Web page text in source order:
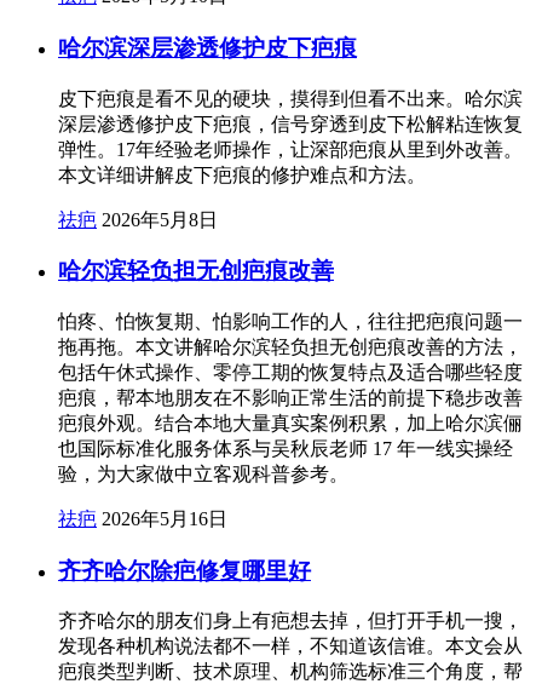
哈尔滨深层渗透修护皮下疤痕
皮下疤痕是看不见的硬块，摸得到但看不出来。哈尔滨
深层渗透修护皮下疤痕，信号穿透到皮下松解粘连恢复
弹性。17年经验老师操作，让深部疤痕从里到外改善。
本文详细讲解皮下疤痕的修护难点和方法。
祛疤 2026年5月8日
哈尔滨轻负担无创疤痕改善
怕疼、怕恢复期、怕影响工作的人，往往把疤痕问题一
拖再拖。本文讲解哈尔滨轻负担无创疤痕改善的方法，
包括午休式操作、零停工期的恢复特点及适合哪些轻度
疤痕，帮本地朋友在不影响正常生活的前提下稳步改善
疤痕外观。结合本地大量真实案例积累，加上哈尔滨俪
也国际标准化服务体系与吴秋辰老师 17 年一线实操经
验，为大家做中立客观科普参考。
祛疤 2026年5月16日
齐齐哈尔除疤修复哪里好
齐齐哈尔的朋友们身上有疤想去掉，但打开手机一搜，
发现各种机构说法都不一样，不知道该信谁。本文会从
疤痕类型判断、技术原理、机构筛选标准三个角度，帮